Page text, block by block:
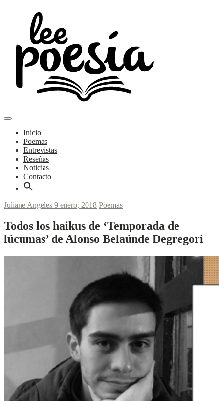
Lee Poesía
Poemas y entrevistas
Menu
Inicio
Poemas
Entrevistas
Reseñas
Noticias
Contacto
Juliane Angeles 9 enero, 2018 Poemas
Todos los haikus de ‘Temporada de
lúcumas’ de Alonso Belaúnde Degregori